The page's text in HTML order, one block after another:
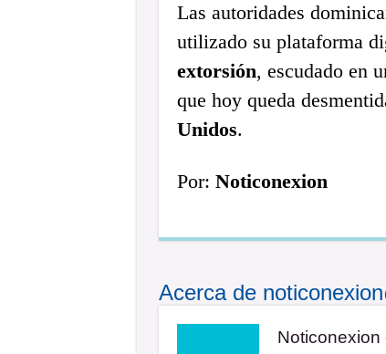
Las autoridades
utilizado su plataforma
extorsión, escudado en
que hoy queda
Unidos.
Por: Noticonexion
Acerca de
Noticonexion